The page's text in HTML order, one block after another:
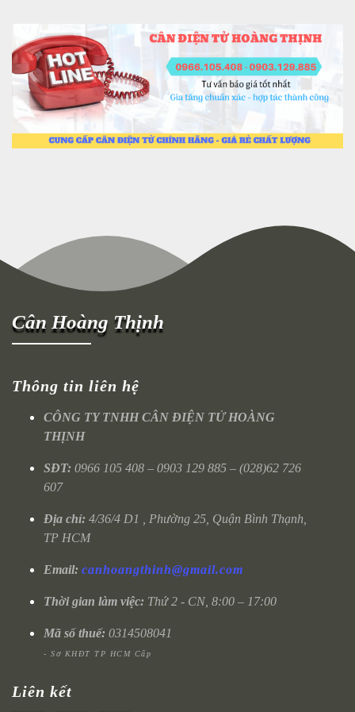
Cân Hoàng Thịnh
Thông tin liên hệ
CÔNG TY TNHH CÂN ĐIỆN TỬ HOÀNG
THỊNH
SĐT: 0966 105 408 – 0903 129 885 – (028)62 726
607
Địa chỉ: 4/36/4 D1 , Phường 25, Quận Bình Thạnh,
TP HCM
Email: canhoangthinh@gmail.com
Thời gian làm việc: Thứ 2 - CN, 8:00 – 17:00
Mã số thuế: 0314508041
- Sở KHĐT TP HCM Cấp
Liên kết